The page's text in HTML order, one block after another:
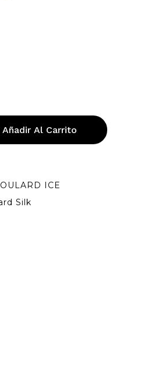
Añadir Al Carrito
ICE
Silk